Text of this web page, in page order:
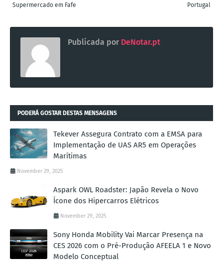
Portugal
Supermercado em Fafe
Publicada por DeNotar.pt
PODERÁ GOSTAR DESTAS MENSAGENS
Tekever Assegura Contrato com a EMSA para
Implementação de UAS AR5 em Operações
Marítimas
November 29, 2025
Aspark OWL Roadster: Japão Revela o Novo
Ícone dos Hipercarros Elétricos
November 29, 2025
Sony Honda Mobility Vai Marcar Presença na
CES 2026 com o Pré-Produção AFEELA 1 e Novo
Modelo Conceptual